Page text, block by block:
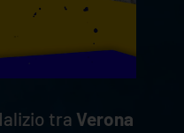
tra Verona